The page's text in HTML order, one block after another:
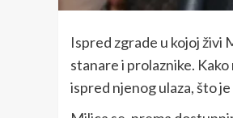
Ispred zgrade u kojoj živi
stanare i prolaznike.
ispred njenog ulaza, što